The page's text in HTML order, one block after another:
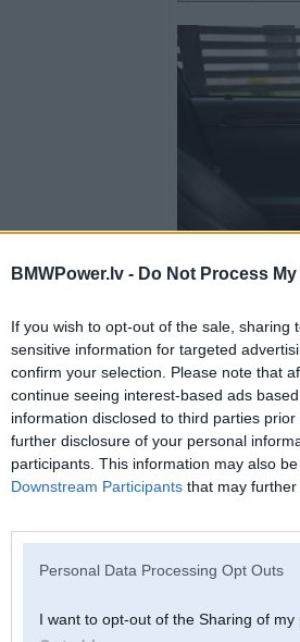
BMWPower.lv - Do Not Process
If you wish to opt-out of the sale,
sensitive information for targeted
confirm your selection. Please note that
continue seeing interest-based ads
information disclosed to third parties
further disclosure of your personal
participants. This information may also
Downstream Participants that may further
Personal Data Processing Opt Outs
I want to opt-out of the Sharing of my
Spied uz bildes, lai
-----------------
Arturiks 17. Sep 2012, 18:46